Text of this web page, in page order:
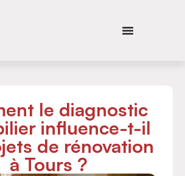
le diagnostic
influence-t-il
de rénovation
à Tours ?